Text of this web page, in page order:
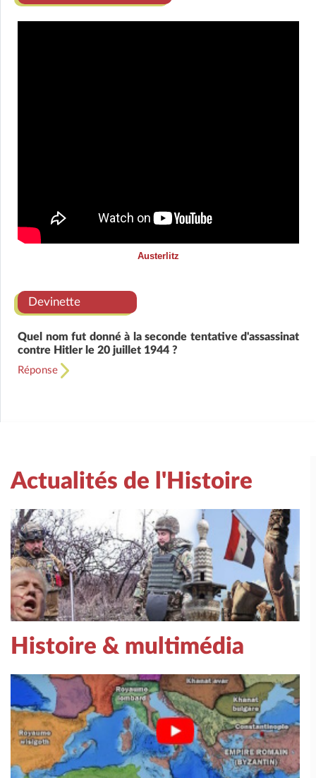
Austerlitz
Devinette
Quel nom fut donné à la seconde tentative d'assassinat
contre Hitler le 20 juillet 1944 ?
Réponse
Actualités de l'Histoire
Histoire & multimédia